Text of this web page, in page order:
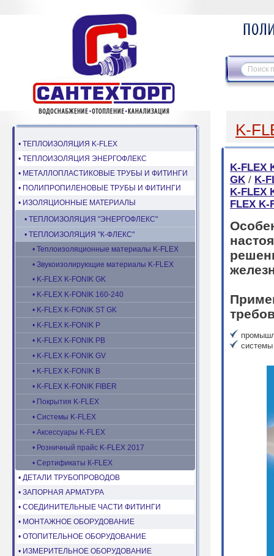
• ТЕПЛОИЗОЛЯЦИЯ K-FLEX
• ТЕПЛОИЗОЛЯЦИЯ ЭНЕРГОФЛЕКС
• МЕТАЛЛОПЛАСТИКОВЫЕ ТРУБЫ И ФИТИНГИ
• ПОЛИПРОПИЛЕНОВЫЕ ТРУБЫ И ФИТИНГИ
• ИЗОЛЯЦИОННЫЕ МАТЕРИАЛЫ
• ТЕПЛОИЗОЛЯЦИЯ "ЭНЕРГОФЛЕКС"
• ТЕПЛОИЗОЛЯЦИЯ "К-ФЛЕКС"
• Теплоизоляционные материалы K-FLEX
• Звукоизолирующие материалы K-FLEX
• K-FLEX K-FONIK GK
• K-FLEX K-FONIK 160-240
• K-FLEX K-FONIK ST GK
• K-FLEX K-FONIK P
• K-FLEX K-FONIK PB
• K-FLEX K-FONIK GV
• K-FLEX K-FONIK B
• K-FLEX K-FONIK FIBER
• Покрытия K-FLEX
• Системы K-FLEX
• Аксессуары K-FLEX
• Розничный прайс K-FLEX 2017
• Сертификаты К-FLEX
• ДЕТАЛИ ТРУБОПРОВОДОВ
• ЗАПОРНАЯ АРМАТУРА
• СОЕДИНИТЕЛЬНЫЕ ЧАСТИ ФИТИНГИ
• МОНТАЖНОЕ ОБОРУДОВАНИЕ
• ОТОПИТЕЛЬНОЕ ОБОРУДОВАНИЕ
• ИЗМЕРИТЕЛЬНОЕ ОБОРУДОВАНИЕ
K-
K-FLEX
GK / K-
K-FLEX
FLEX K-
системы